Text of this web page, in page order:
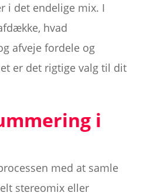
i det endelige mix. I
hvad
afveje fordele og
er det rigtige valg til dit
i
med at samle
stereomix eller